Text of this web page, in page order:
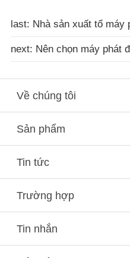
Về chúng tôi
Sản phẩm
Tin tức
Trường hợp
Tin nhắn